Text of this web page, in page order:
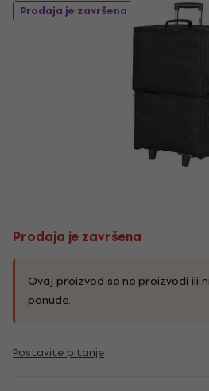
Prodaja je završena
Prodaja je završena
Ovaj proizvod se ne proizvodi ili
ponude.
Postavite pitanje